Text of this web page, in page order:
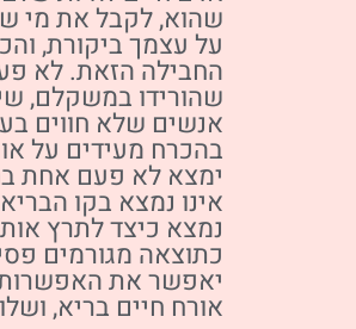
שהוא, לקבל את מי
על עצמך ביקורת,
החבילה הזאת. לא
שהורידו במשקלם,
אנשים שלא חווים
בהכרח מעידים על
ימצא לא פעם אחת
אינו נמצא בקו
נמצא כיצד לתרץ
כתוצאה מגורמים
יאפשר את
אורח חיים בריא,